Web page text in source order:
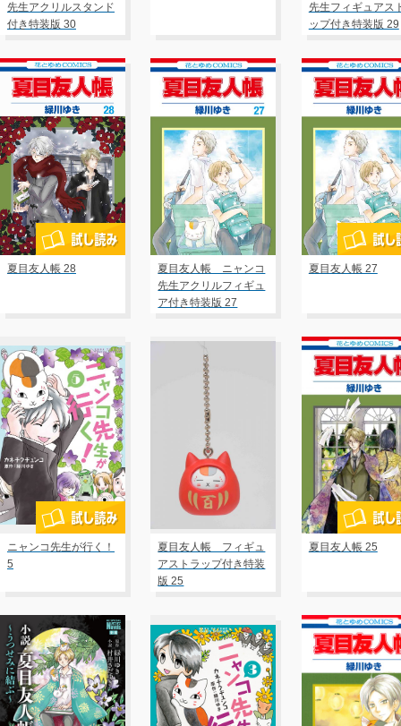
先生アクリルスタンド
付き特装版 30
先生フィギュアス
ップ付き特装版 29
夏目友人帳 28
夏目友人帳 ニャンコ
先生アクリルフィギュ
ア付き特装版 27
夏目友人帳 27
ニャンコ先生が行く！
5
夏目友人帳 フィギュ
アストラップ付き特装
版 25
夏目友人帳 25